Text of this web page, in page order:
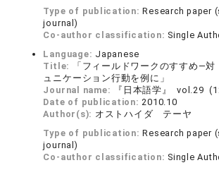
Type of publication:Research paper
journal)
Co-author classification: Single
Language: Japanese
Title:
「フィールドワークのすすめ―対
ュニケーション行動を例に」
Journal name:
『日本語学』 vol.29
Date of publication:2010.10
Author(s): オストハイダ テーヤ
Type of publication:Research paper
journal)
Co-author classification: Single